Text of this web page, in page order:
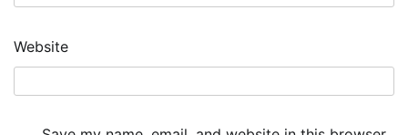
Website